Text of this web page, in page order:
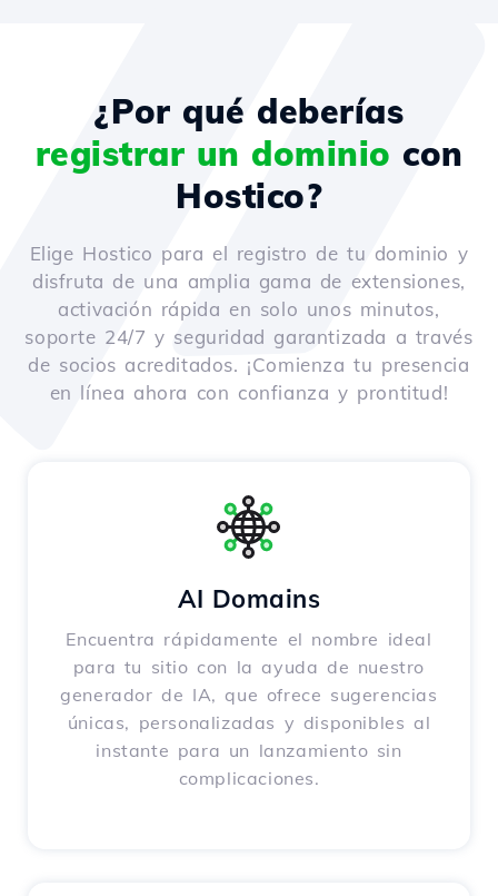
¿Por qué deberías
registrar un dominio con
Hostico?
Elige Hostico para el registro de tu dominio y
disfruta de una amplia gama de extensiones,
activación rápida en solo unos minutos,
soporte 24/7 y seguridad garantizada a través
de socios acreditados. ¡Comienza tu presencia
en línea ahora con confianza y prontitud!
AI Domains
Encuentra rápidamente el nombre ideal
para tu sitio con la ayuda de nuestro
generador de IA, que ofrece sugerencias
únicas, personalizadas y disponibles al
instante para un lanzamiento sin
complicaciones.